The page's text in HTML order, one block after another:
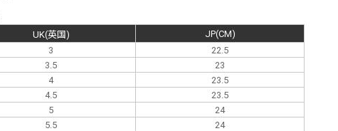
UK(英国)
JP(CM)
3
22.5
3.5
23
4
23.5
4.5
23.5
5
24
5.5
24